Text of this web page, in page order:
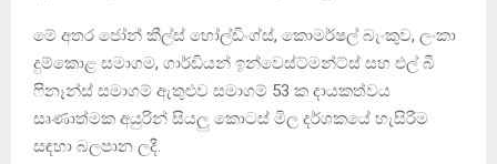
මේ අතර ජෝන් කීල්ස් හෝල්ඩිංග්ස්, කොමර්ෂල් බැංකුව, ලංකා
දුම්කොළ සමාගම, ගාර්ඩියන් ඉන්වෙස්ට්මන්ට්ස් සහ එල් බී
ෆිනෑන්ස් සමාගම් ඇතුළුව සමාගම් 53 ක දායකත්වය
සෘණාත්මක අයුරින් සියලු කොටස් මිල දර්ශකයේ හැසිරීම
සඳහා බලපාන ලදී.